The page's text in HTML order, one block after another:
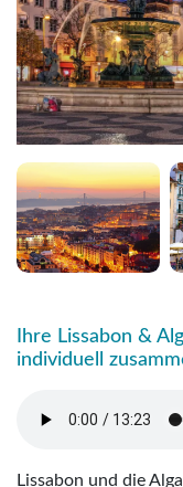
Ihre Lissabon &
individuell
Lissabon und die